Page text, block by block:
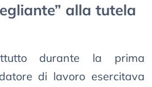
alla tutela
durante la prima
di lavoro esercitava